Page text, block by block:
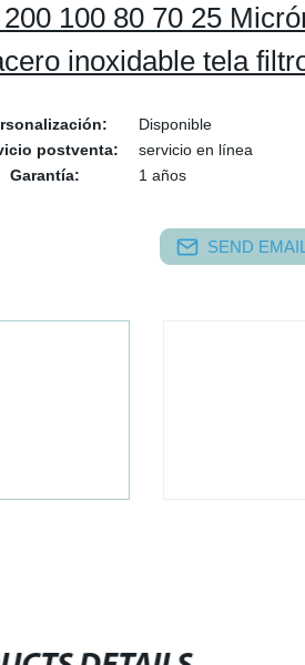
100 80 70 25
inoxidable tela
Disponible
postventa:
servicio en línea
Garantía:
1 años
SEND